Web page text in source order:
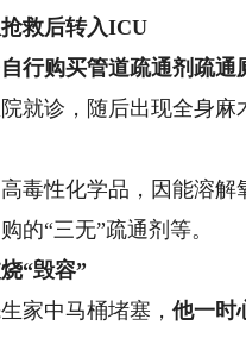
救后转入ICU
自行购买管道疏通剂疏
就诊，随后出现全身
性化学品，因能溶解
的“三无”疏通剂等。
“毁容”
家中马桶堵塞，他一时